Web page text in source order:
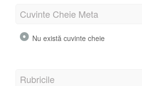
Cuvinte Cheie Meta
Nu există cuvinte cheie
Rubricile